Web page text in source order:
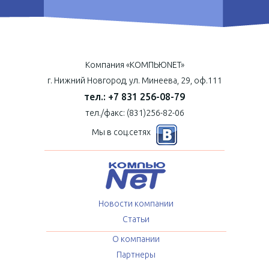
Компания «КОМПЬЮNET»
г. Нижний Новгород, ул. Минеева, 29, оф.111
тел.: +7 831 256-08-79
тел./факс: (831)256-82-06
Мы в соц.сетях
Новости компании
Статьи
О компании
Партнеры